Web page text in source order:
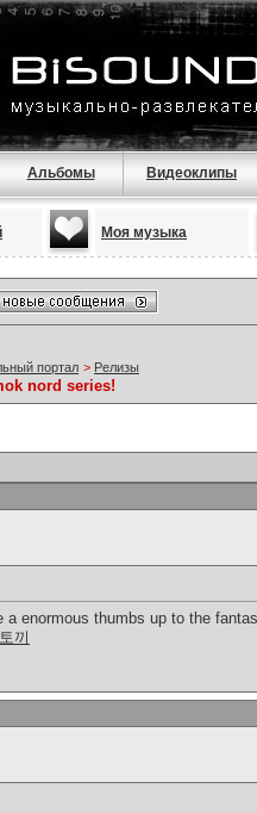
Альбомы Видеоклипы
Моя музыка
портал > Релизы
nord series!
a enormous thumbs up to the
끼